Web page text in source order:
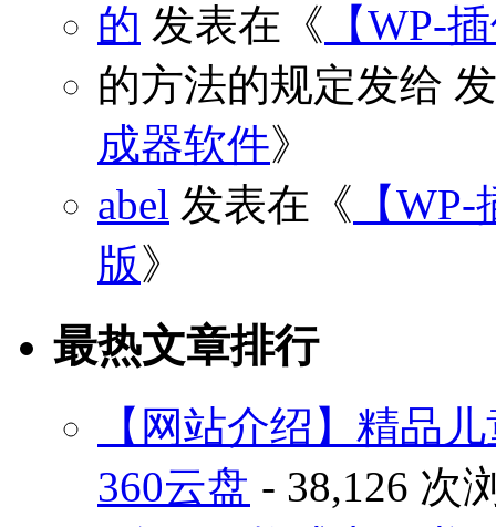
的 发表在《 【WP-
的方法的规定发给
成器软件》
abel 发表在《 【
版》
最热文章排行
【网站介绍】精品
360云盘 - 38,126 次